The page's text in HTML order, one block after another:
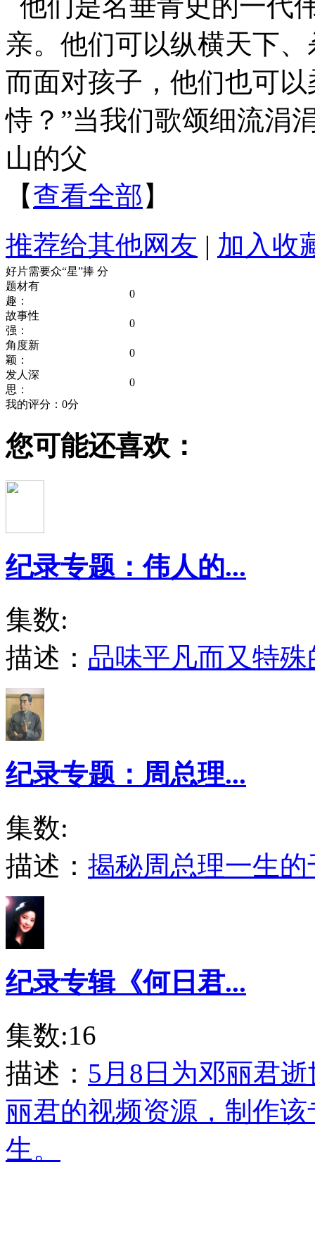
亲。他们可以纵横天下
而面对孩子，他们也可
恃？”当我们歌颂细流涓
山的父
【查看全部 】
推荐给其他网友 | 加入收
好片需要众“星”捧 分
题材有
趣：
0
故事性
强：
0
角度新
颖：
0
发人深
思：
0
我的评分： 0分
您可能还喜欢：
纪录专题：伟人的...
集数:
描述： 品味平凡而又特
纪录专题：周总理...
集数:
描述： 揭秘周总理一生
纪录专辑《何日君...
集数:16
描述： 5月8日为邓丽君
丽君的视频资源，制作
生。